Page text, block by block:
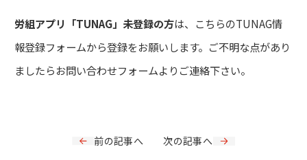
労組アプリ「TUNAG」未登録の方は、こちらのTUNAG情
報登録フォームから登録をお願いします。ご不明な点があり
ましたらお問い合わせフォームよりご連絡下さい。
前の記事へ 次の記事へ